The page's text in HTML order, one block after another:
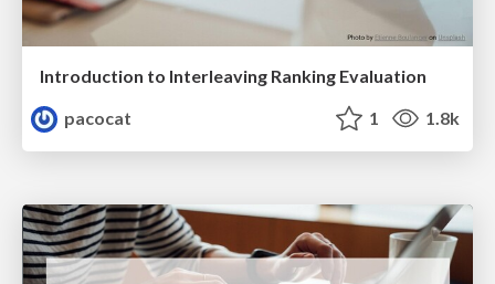
Introduction to Interleaving Ranking Evaluation
pacocat
1 1.8k